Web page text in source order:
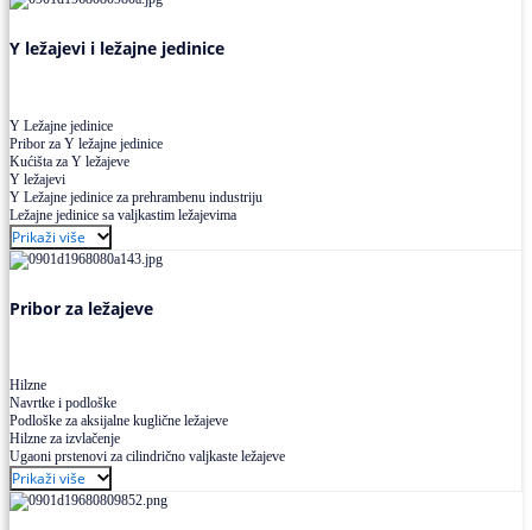
Y ležajevi i ležajne jedinice
Y Ležajne jedinice
Pribor za Y ležajne jedinice
Kućišta za Y ležajeve
Y ležajevi
Y Ležajne jedinice za prehrambenu industriju
Ležajne jedinice sa valjkastim ležajevima
Prikaži više
Pribor za ležajeve
Hilzne
Navrtke i podloške
Podloške za aksijalne kuglične ležajeve
Hilzne za izvlačenje
Ugaoni prstenovi za cilindrično valjkaste ležajeve
Prikaži više